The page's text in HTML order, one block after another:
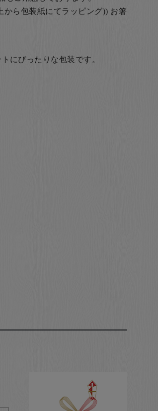
ら包装紙にてラッピング)) お箸
にぴったりな包装です。